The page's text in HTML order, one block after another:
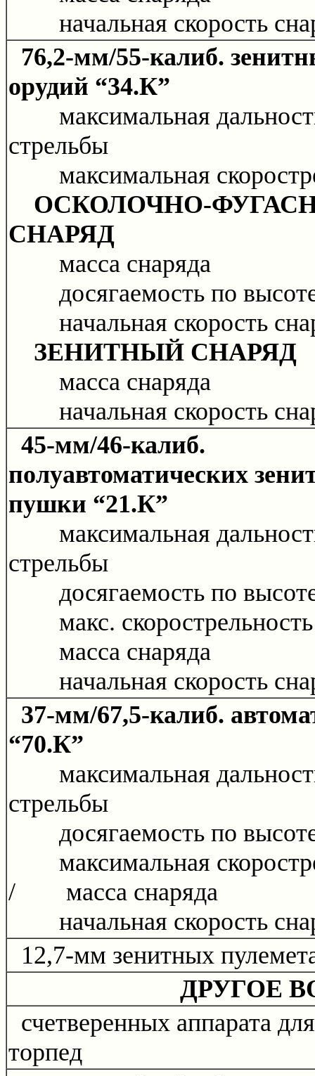
начальная скорость
76,2-мм/55-калиб.
орудий “34.К”
максимальная
стрельбы
максимальная
ОСКОЛОЧНО-
СНАРЯД
масса снаряда
досягаемость по
начальная скорость
ЗЕНИТНЫЙ СНАРЯД
масса снаряда
начальная скорость
45-мм/46-калиб.
полуавтоматических
пушки “21.К”
максимальная
стрельбы
досягаемость по
макс. скорострельность
масса снаряда
начальная скорость
37-мм/67,5-калиб.
“70.К”
максимальная
стрельбы
досягаемость по
максимальная
/ масса снаряда
начальная скорость
12,7-мм зенитных
ДРУГОЕ
счетверенных аппарата
торпед